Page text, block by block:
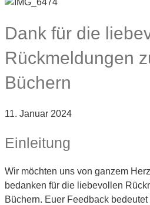
Dank für die
Rückmeldungen
Büchern
11. Januar 2024
Einleitung
Wir möchten uns von ganzem
bedanken für die liebevollen
Büchern. Euer Feedback